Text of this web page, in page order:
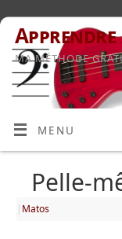
Apprendre
MA MÉTHODE
MENU
Pelle-
| Matos